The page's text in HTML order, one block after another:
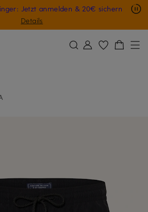
Jetzt anmelden & 20€ sichern
Details
auf digitale Geschenkkarten
GESCHENK20